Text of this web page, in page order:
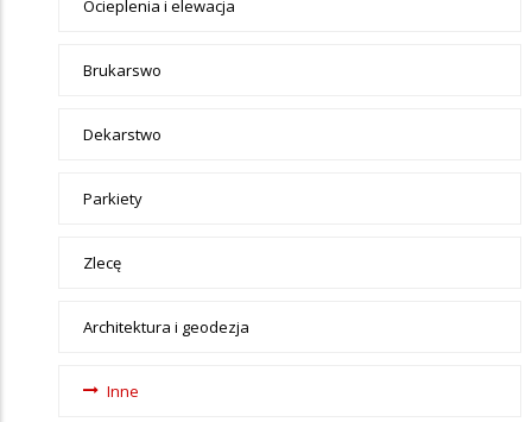
Ocieplenia i elewacja
Brukarswo
Dekarstwo
Parkiety
Zlecę
Architektura i geodezja
Inne